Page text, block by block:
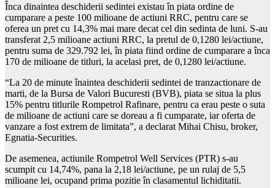
Înca dinaintea deschiderii sedintei existau în piata ordine de
cumparare a peste 100 milioane de actiuni RRC, pentru care se
oferea un pret cu 14,3% mai mare decat cel din sedinta de luni. S-au
transferat 2,5 milioane actiuni RRC, la pretul de 0,1280 lei/actiune,
pentru suma de 329.792 lei, în piata fiind ordine de cumparare a înca
170 de milioane de titluri, la acelasi pret, de 0,1280 lei/actiune.
“La 20 de minute înaintea deschiderii sedintei de tranzactionare de
marti, de la Bursa de Valori Bucuresti (BVB), piata se situa la plus
15% pentru titlurile Rompetrol Rafinare, pentru ca erau peste o suta
de milioane de actiuni care se doreau a fi cumparate, iar oferta de
vanzare a fost extrem de limitata”, a declarat Mihai Chisu, broker,
Egnatia-Securities.
De asemenea, actiunile Rompetrol Well Services (PTR) s-au
scumpit cu 14,74%, pana la 2,18 lei/actiune, pe un rulaj de 5,5
milioane lei, ocupand prima pozitie în clasamentul lichiditatii.